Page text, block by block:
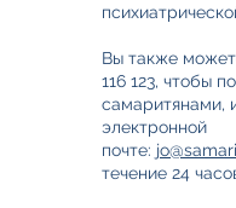
Вы также
116 123, чтобы
самаритянами,
электронной
почте:
течение 24